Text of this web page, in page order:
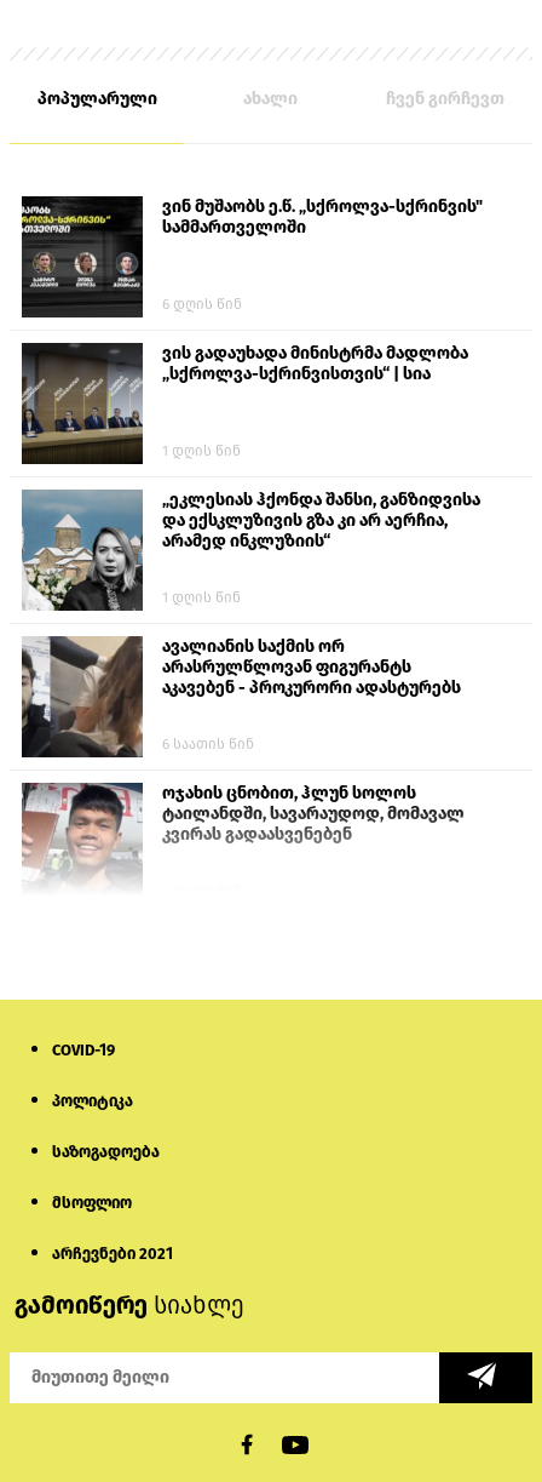
პოპულარული ახალი ჩვენ გირჩევთ
ვინ მუშაობს ე.წ. „სქროლვა-სქრინვის"
სამმართველოში
6 დღის წინ
ვის გადაუხადა მინისტრმა მადლობა
„სქროლვა-სქრინვისთვის“ | სია
1 დღის წინ
„ეკლესიას ჰქონდა შანსი, განზიდვისა
და ექსკლუზივის გზა კი არ აერჩია,
არამედ ინკლუზიის“
1 დღის წინ
ავალიანის საქმის ორ
არასრულწლოვან ფიგურანტს
აკავებენ - პროკურორი ადასტურებს
6 საათის წინ
ოჯახის ცნობით, ჰლუნ სოლოს
ტაილანდში, სავარაუდოდ, მომავალ
კვირას გადაასვენებენ
გათიშვაზე პირველადი შეფასება
მიქანაძე: სტუდენტი მობილობით
კერძო უნივერსიტეტში თუ გადადის,
COVID-19
პოლიტიკა
საზოგადოება
მსოფლიო
არჩევნები 2021
გამოიწერე სიახლე